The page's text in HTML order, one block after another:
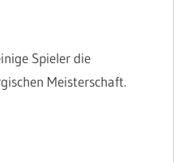
Spieler die
Meisterschaft.